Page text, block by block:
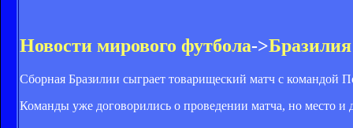
Новости мирового футбола->
Сборная Бразилии сыграет товарищеский матч с командой
Команды уже договорились о проведении матча, но место и